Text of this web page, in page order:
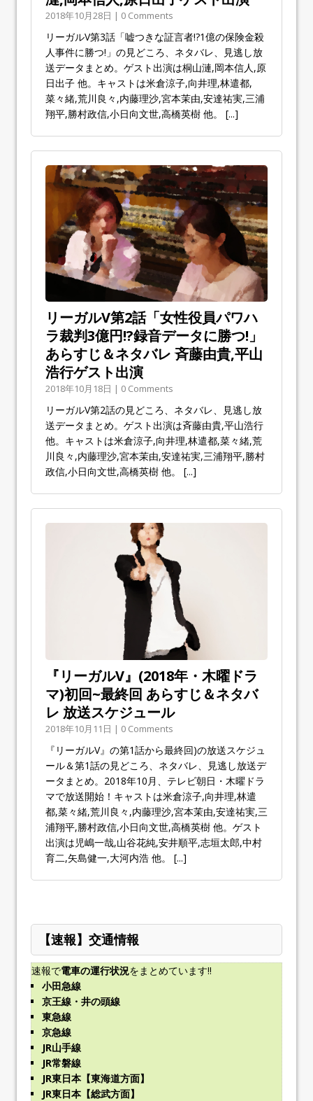
2018年10月28日 | 0 Comments
リーガルV第3話「嘘つきな証言者!?1億の保険金殺
人事件に勝つ!」の見どころ、ネタバレ、見逃し放
送データまとめ。ゲスト出演は桐山漣,岡本信人,原
日出子 他。キャストは米倉涼子,向井理,林遣都,
菜々緒,荒川良々,内藤理沙,宮本茉由,安達祐実,三浦
翔平,勝村政信,小日向文世,高橋英樹 他。 [...]
リーガルV第2話「女性役員パワハ
ラ裁判3億円!?録音データに勝つ!」
あらすじ＆ネタバレ 斉藤由貴,平山
浩行ゲスト出演
2018年10月18日 | 0 Comments
リーガルV第2話の見どころ、ネタバレ、見逃し放
送データまとめ。ゲスト出演は斉藤由貴,平山浩行
他。キャストは米倉涼子,向井理,林遣都,菜々緒,荒
川良々,内藤理沙,宮本茉由,安達祐実,三浦翔平,勝村
政信,小日向文世,高橋英樹 他。 [...]
『リーガルV』(2018年・木曜ドラ
マ)初回~最終回 あらすじ＆ネタバ
レ 放送スケジュール
2018年10月11日 | 0 Comments
『リーガルV』の第1話から最終回)の放送スケジュ
ール＆第1話の見どころ、ネタバレ、見逃し放送デ
ータまとめ。2018年10月、テレビ朝日・木曜ドラ
マで放送開始！キャストは米倉涼子,向井理,林遣
都,菜々緒,荒川良々,内藤理沙,宮本茉由,安達祐実,三
浦翔平,勝村政信,小日向文世,高橋英樹 他。ゲスト
出演は児嶋一哉,山谷花純,安井順平,志垣太郎,中村
育二,矢島健一,大河内浩 他。 [...]
【速報】交通情報
速報で電車の運行状況をまとめています!!
小田急線
京王線・井の頭線
東急線
京急線
JR山手線
JR常磐線
JR東日本【東海道方面】
JR東日本【総武方面】